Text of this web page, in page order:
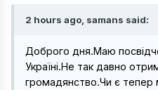
2 hours ago, samans said:
Доброго дня.Маю
Україні.Не так давно
громадянство.Чи є тепер